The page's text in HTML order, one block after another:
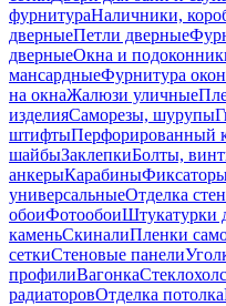
фурнитураНаличники,
дверныеПетли дверные
дверныеОкна и
мансардныеФурнитура
на окнаЖалюзи уличные
изделияСаморезы, шурупы
штифтыПерфорированный
шайбыЗаклепкиБолты,
анкерыКарабины
универсальныеОтделка стен
обоиФотообоиШтукатурки
каменьСкиналиПленки
сеткиСтеновые панели
профилиВагонка
радиаторовОтделка потолка